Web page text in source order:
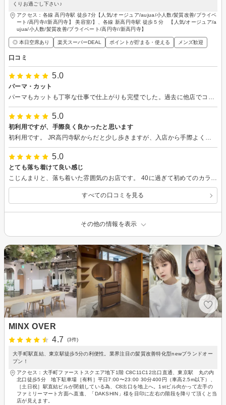
くりお過ごし下さい♪
アクセス：各線 高円寺駅 徒歩7分【人気/オージュア/aujua/小人数/髪質改善/プライベ
ート/高円寺//新高円寺】 美容室/】、各線 新高円寺駅 徒歩５分 【人気/オージュア/a
ujua/小人数/髪質改善/プライベート/高円寺//新高円寺】
◎ 本日空席あり 楽天スーパーDEAL ポイントが貯まる・使える メンズ歓迎
口コミ
5.0
パーマ・カット
パーマもカットも丁寧な仕事で仕上がりも完璧でした。過去に他店でコールドパーマだと上手くかからない事が何度かありそれ以降パーマをかける時はデジタルパーマをかけてました。今回は髪が短かったのでコールドパーマになったのですが上手にかけて頂きました。ロッドの巻き方も上手くて、大抵髪を引っ張られてる感があるのですが、それも無くて感度しました。
5.0
初利用ですが、手際良く良かったと思います
初利用です。 JR高円寺駅からだと少し歩きますが、入店から手際よくご対応いただき、良かったと思います。
5.0
とても落ち着けて良い感じ
こじんまりと、落ち着いた雰囲気のお店です。 40に過ぎて初めてのカラーデビューをしてみようと思い立ち、ドキドキしながら相談しました。 おばちゃんの初心者丸出しの質問ばかりでしたが、からかうような風でもなくとても真摯な態度で相談に乗ってくださいました。 安心してこちらの希望を言わせてもらえる感じです。 今度は6歳の娘を連れて行こうと思ってます。 ここ何年か合うところが見つけられず美容院難民してましたが、ようやく長く通えそうなところを見つけることができました。 オススメです！
すべての口コミを見る
その他の情報を表示
MINX OVER
4.7
(3件)
大手町駅直結、東京駅徒歩5分の利便性。業界注目の髪質改善特化型newブランドオー
プン！
アクセス：大手町ファーストスクエア地下1階 C8C11C12出口直通、東京駅 丸の内
北口徒歩5分 地下駐車場［有料］平日7:00〜23:00 30分400円（車高2.5m以下）、
［土日祝］駅直結ビルが閉鎖している為、C8出口を地上へ。1stビル向かって左手の
ファミリーマート方面へ直進、「DAKSHIN」様を目印に左右の階段を降りて頂くと当
店が見えます。